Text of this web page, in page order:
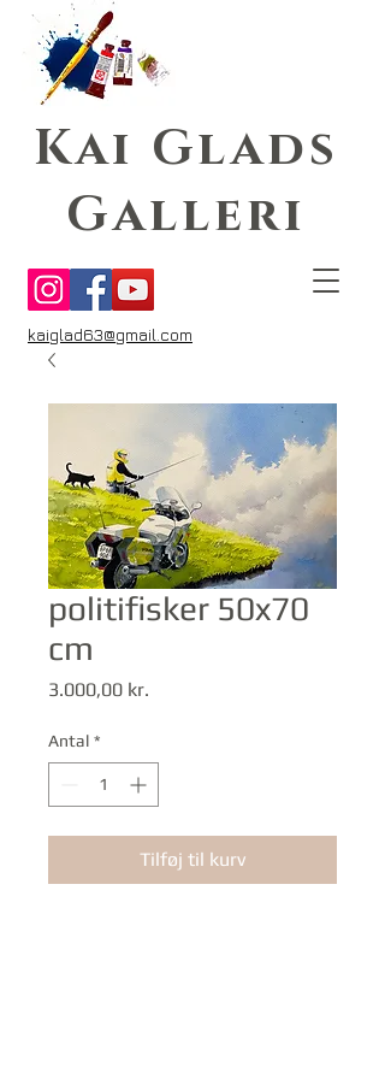
kaiglad63@gmail.com
Kai Glads
Galleri
politifisker 50x70
cm
3.000,00 kr.
Antal *
Tilføj til kurv